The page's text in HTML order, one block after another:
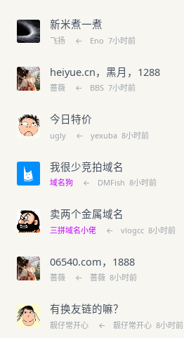
新米煮一煮
飞扬 ← Eno 7小时前
heiyue.cn，黑月，1288
蔷薇 ← BBS 7小时前
今日特价
ugly ← yexuba 8小时前
我很少竞拍域名
域名狗 ← DMFish 8小时前
卖两个金属域名
三拼域名小佬 ← vlogcc 8小时前
06540.com，1888
蔷薇 ← 蔷薇 8小时前
有换友链的嘛？
靓仔常开心 ← 靓仔常开心 8小时前